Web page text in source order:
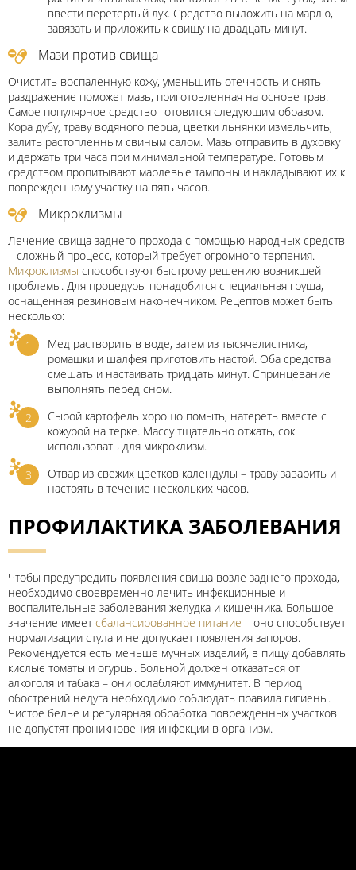
ввести перетертый лук. Средство выложить на марлю,
завязать и приложить к свищу на двадцать минут.
Мази против свища
Очистить воспаленную кожу, уменьшить отечность и снять
раздражение поможет мазь, приготовленная на основе трав.
Самое популярное средство готовится следующим образом.
Кора дубу, траву водяного перца, цветки льнянки измельчить,
залить растопленным свиным салом. Мазь отправить в духовку
и держать три часа при минимальной температуре. Готовым
средством пропитывают марлевые тампоны и накладывают их к
поврежденному участку на пять часов.
Микроклизмы
Лечение свища заднего прохода с помощью народных средств
– сложный процесс, который требует огромного терпения.
Микроклизмы способствуют быстрому решению возникшей
проблемы. Для процедуры понадобится специальная груша,
оснащенная резиновым наконечником. Рецептов может быть
несколько:
Мед растворить в воде, затем из тысячелистника,
ромашки и шалфея приготовить настой. Оба средства
смешать и настаивать тридцать минут. Спринцевание
выполнять перед сном.
Сырой картофель хорошо помыть, натереть вместе с
кожурой на терке. Массу тщательно отжать, сок
использовать для микроклизм.
Отвар из свежих цветков календулы – траву заварить и
настоять в течение нескольких часов.
ПРОФИЛАКТИКА ЗАБОЛЕВАНИЯ
Чтобы предупредить появления свища возле заднего прохода,
необходимо своевременно лечить инфекционные и
воспалительные заболевания желудка и кишечника. Большое
значение имеет сбалансированное питание – оно способствует
нормализации стула и не допускает появления запоров.
Рекомендуется есть меньше мучных изделий, в пищу добавлять
кислые томаты и огурцы. Больной должен отказаться от
алкоголя и табака – они ослабляют иммунитет. В период
обострений недуга необходимо соблюдать правила гигиены.
Чистое белье и регулярная обработка поврежденных участков
не допустят проникновения инфекции в организм.